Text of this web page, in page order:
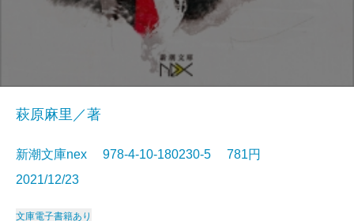
萩原麻里／著
新潮文庫nex 978-4-10-180230-5 781円
2021/12/23
文庫電子書籍あり